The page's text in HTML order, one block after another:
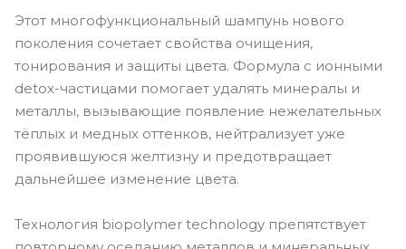
Этот многофункциональный шампунь нового
поколения сочетает свойства очищения,
тонирования и защиты цвета. Формула с ионными
detox-частицами помогает удалять минералы и
металлы, вызывающие появление нежелательных
тёплых и медных оттенков, нейтрализует уже
проявившуюся желтизну и предотвращает
дальнейшее изменение цвета.
Технология biopolymer technology препятствует